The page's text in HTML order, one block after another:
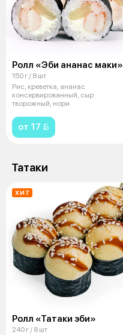
Ролл «Эби ананас маки»
150 г / 8 шт
Рис, креветка, ананас
консервированный, сыр
творожный, нори
от 17 
Татаки
ХИТ
Ролл «Татаки эби»
240 г / 8 шт